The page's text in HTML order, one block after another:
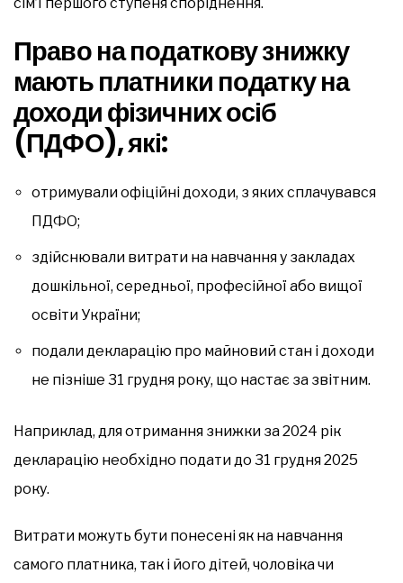
Право на податкову знижку
мають платники податку на
доходи фізичних осіб
(ПДФО), які:
отримували офіційні доходи, з яких сплачувався
ПДФО;
здійснювали витрати на навчання у закладах
дошкільної, середньої, професійної або вищої
освіти України;
подали декларацію про майновий стан і доходи
не пізніше 31 грудня року, що настає за звітним.
Наприклад, для отримання знижки за 2024 рік
декларацію необхідно подати до 31 грудня 2025
року.
Витрати можуть бути понесені як на навчання
самого платника, так і його дітей, чоловіка чи